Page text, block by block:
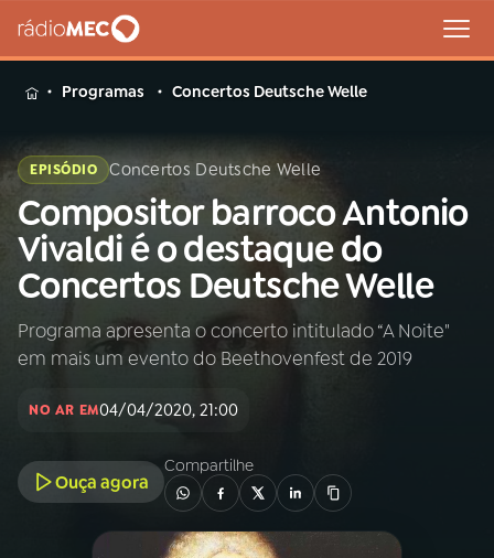
MENU
Buscar
na
Rádio
MEC
Buscar
Início AO VIVO
INÍCIO
A RÁDIO
PROGRAMAÇÃO
Programas Concertos Deutsche Welle
EPISÓDIO Concertos Deutsche Welle
Compositor barroco Antonio
Vivaldi é o destaque do
Concertos Deutsche Welle
Programa apresenta o concerto intitulado “A Noite"
em mais um evento do Beethovenfest de 2019
NO AR EM04/04/2020, 21:00
Ouça agora
Compartilhe